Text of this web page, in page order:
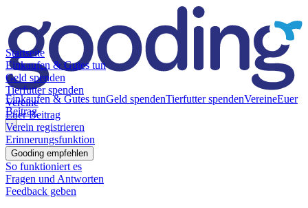
Einkaufen & Gutes tunGeld spendenTierfutter spendenVereineEuer
Beitrag
Startseite
Einkaufen & Gutes tun
Geld spenden
Tierfutter spenden
Vereine
Euer Beitrag
Verein registrieren
Erinnerungsfunktion
Gooding empfehlen
So funktioniert es
Fragen und Antworten
Feedback geben